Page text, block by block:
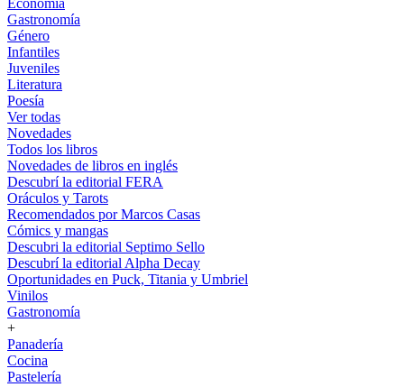
Economía
Gastronomía
Género
Infantiles
Juveniles
Literatura
Poesía
Ver todas
Novedades
Todos los libros
Novedades de libros en inglés
Descubrí la editorial FERA
Oráculos y Tarots
Recomendados por Marcos Casas
Cómics y mangas
Descubri la editorial Septimo Sello
Descubrí la editorial Alpha Decay
Oportunidades en Puck, Titania y Umbriel
Vinilos
Gastronomía
+
Panadería
Cocina
Pastelería